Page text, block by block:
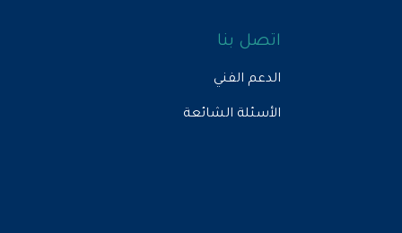
اتصل بنا
الدعم الفني
الأسئلة الشائعة